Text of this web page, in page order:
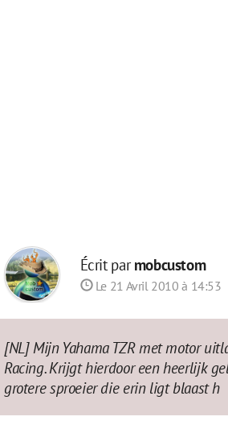
Écrit parmobcustom
Le 21 Avril 2010 à 14:53
[NL] Mijn Yahama TZR met motor
Racing. Krijgt hierdoor een heerlijk
grotere sproeier die erin ligt blaast h